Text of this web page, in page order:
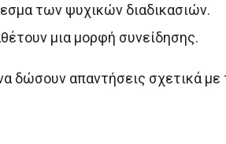
των ψυχικών διαδικασιών.
μια μορφή συνείδησης.
δώσουν απαντήσεις σχετικά με